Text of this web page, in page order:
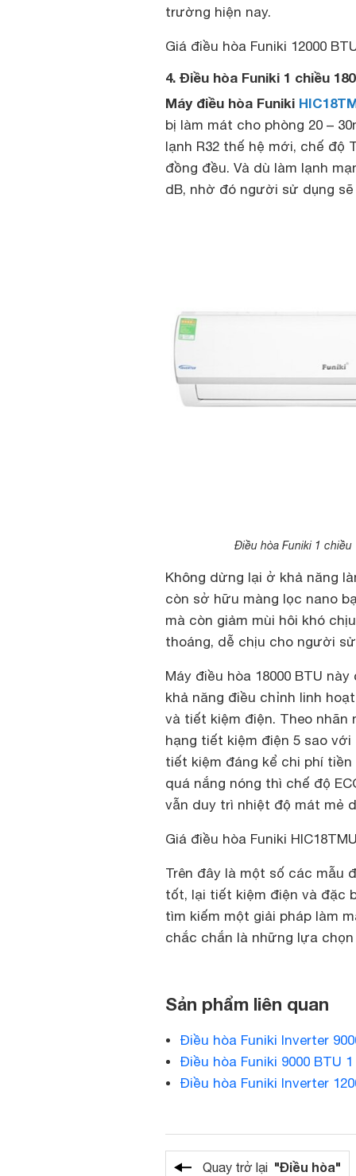
trường hiện nay.
Giá điều hòa Funiki 12000
4. Điều hòa Funiki 1 chiều
Máy điều hòa Funiki
bị làm mát cho phòng 20 –
lạnh R32 thế hệ mới, chế độ
đồng đều. Và dù làm lạnh
dB, nhờ đó người sử dụng
Điều hòa Funiki 1 chiều
Không dừng lại ở khả năng
còn sở hữu màng lọc nano
mà còn giảm mùi hôi khó
thoáng, dễ chịu cho người
Máy điều hòa 18000 BTU
khả năng điều chỉnh linh
và tiết kiệm điện. Theo nhãn
hạng tiết kiệm điện 5 sao
tiết kiệm đáng kể chi phí
quá nắng nóng thì chế độ
vẫn duy trì nhiệt độ mát mẻ
Giá điều hòa Funiki
Trên đây là một số các mẫu
tốt, lại tiết kiệm điện và đặc
tìm kiếm một giải pháp làm
chắc chắn là những lựa
Sản phẩm liên quan
Điều hòa Funiki Inverter
Điều hòa Funiki 9000 BTU
Điều hòa Funiki Inverter
Quay trở lại "Điều hòa"